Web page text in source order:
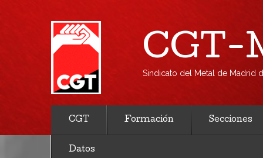
CGT-
Sindicato del Metal de Madrid
CGT Formación Secciones
Datos